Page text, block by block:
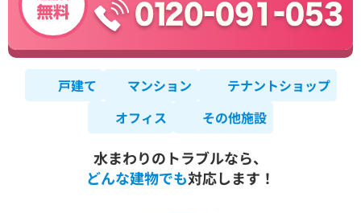
戸建て マンション
テナントショップ
オフィス
その他施設
水まわりのトラブルなら、
どんな建物でも対応します！